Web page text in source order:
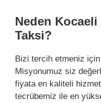
Neden Kocaeli
Taksi?
Bizi tercih etmeniz
Misyonumuz siz
fiyata en kaliteli
tecrübemiz ile en